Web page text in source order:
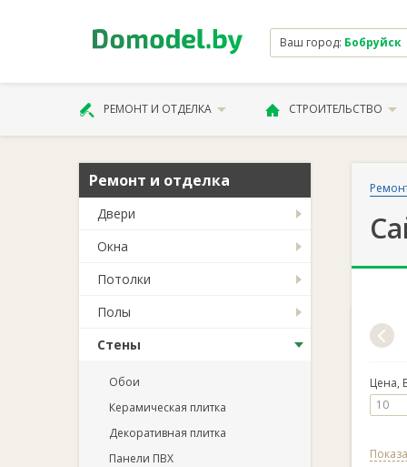
Ваш город: Бобруйск
РЕМОНТ И ОТДЕЛКА СТРОИТЕЛЬСТВО
Ремонт и отделка
Двери
Окна
Потолки
Полы
Стены
Обои
Керамическая плитка
Декоративная плитка
Панели ПВХ
Цена,